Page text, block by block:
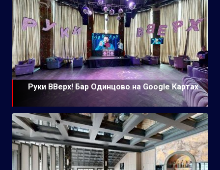
Руки ВВерх! Бар Одинцово на Google Картах